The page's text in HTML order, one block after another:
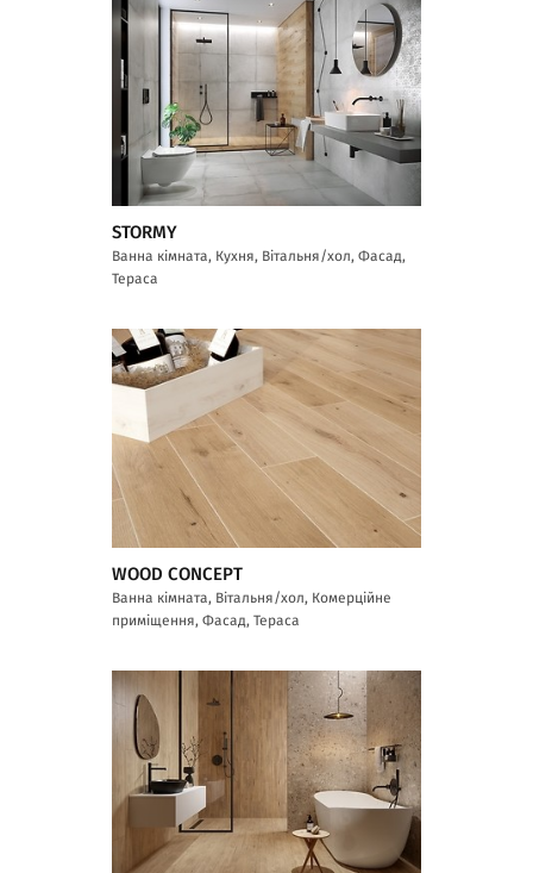
STORMY
Ванна кімната, Кухня, Вітальня/хол, Фасад,
Тераса
WOOD CONCEPT
Ванна кімната, Вітальня/хол, Комерційне
приміщення, Фасад, Тераса